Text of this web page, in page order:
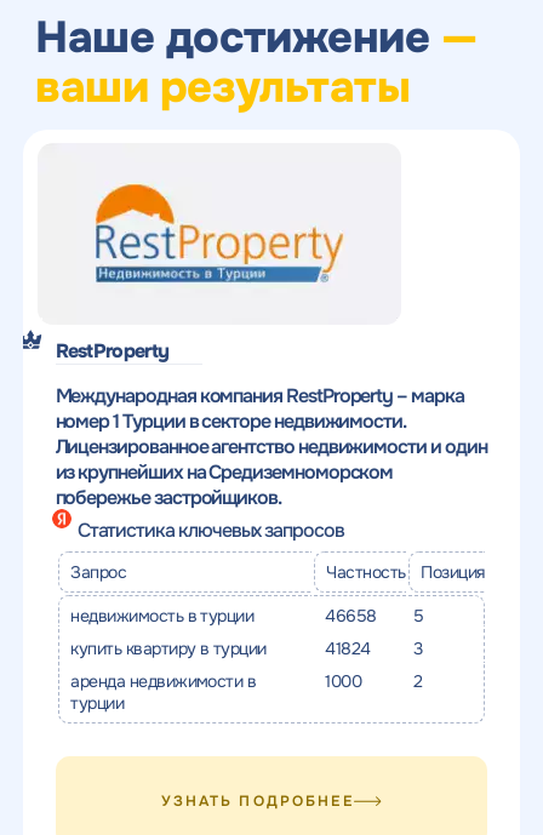
Наше достижение —
ваши результаты
RestProperty
Международная компания RestProperty – марка
номер 1 Турции в секторе недвижимости.
Лицензированное агентство недвижимости и один
из крупнейших на Средиземноморском
побережье застройщиков.
Статистика ключевых запросов
Запрос Частность
Позиция
недвижимость в турции
46658
5
купить квартиру в турции
41824
3
аренда недвижимости в
турции
1000 2
УЗНАТЬ ПОДРОБНЕЕ
Получить
SEO - аудит
Вместе с аудитом
мы даем структуру
конкурентов в поиске
Отклик на вакансию
Укажите ваш номер телефона и мы свяжемся с
вами в ближайшее время
ОТПРАВИТЬ
конфиденциальности
Воспользоваться
предложением
Укажите ваш номер телефона
и введите промокод
соответствующий
интересующему вас
спецпредложению